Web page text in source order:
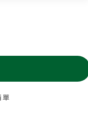
單